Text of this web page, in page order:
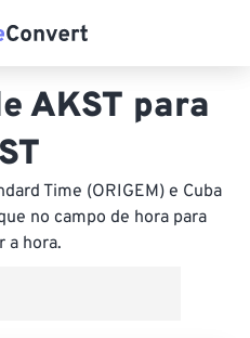
AKST para
Time (ORIGEM) e Cuba
no campo de hora para
a hora.